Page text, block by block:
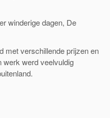
winderige dagen, De
met verschillende prijzen en
werk werd veelvuldig